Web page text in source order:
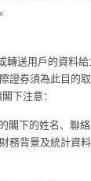
轉送用戶的資料
證券須為此目的
下注意：
閣下的姓名、聯
務背景及統計資